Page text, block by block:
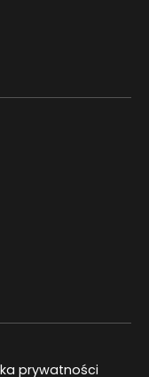
prywatności